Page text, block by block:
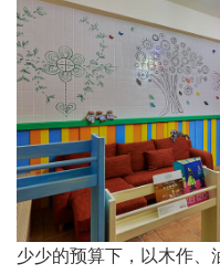
少少的预算下，以木作、